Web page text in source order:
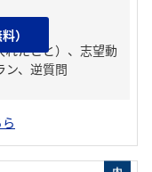
れたこと）、志望動
ン、逆質問
）